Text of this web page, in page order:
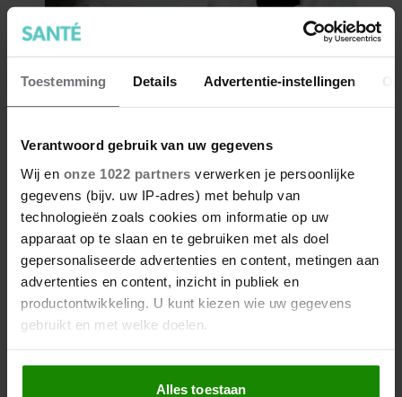
Toestemming Details Advertentie-instellingen
Verantwoord gebruik van uw gegevens
Wij en onze 1022 partners verwerken je persoonlijke
gegevens (bijv. uw IP-adres) met behulp van
technologieën zoals cookies om informatie op uw
apparaat op te slaan en te gebruiken met als doel
gepersonaliseerde advertenties en content, metingen aan
advertenties en content, inzicht in publiek en
productontwikkeling. U kunt kiezen wie uw gegevens
gebruikt en met welke doelen.
Als u het toestaat, willen we ook graag:
Informatie verzamelen over uw geografische
Alles toestaan